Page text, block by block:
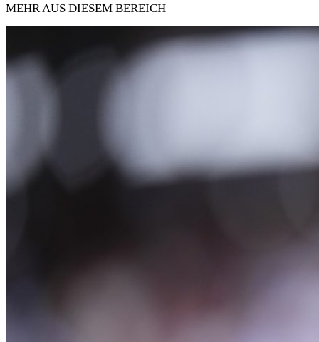
MEHR AUS DIESEM BEREICH